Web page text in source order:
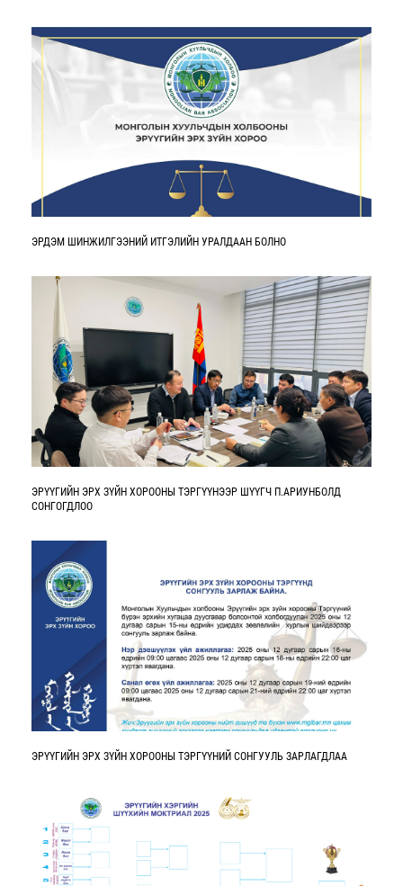
ЭРДЭМ ШИНЖИЛГЭЭНИЙ ИТГЭЛИЙН УРАЛДААН БОЛНО
ЭРҮҮГИЙН ЭРХ ЗҮЙН ХОРООНЫ ТЭРГҮҮНЭЭР ШҮҮГЧ П.АРИУНБОЛД
СОНГОГДЛОО
ЭРҮҮГИЙН ЭРХ ЗҮЙН ХОРООНЫ ТЭРГҮҮНИЙ СОНГУУЛЬ ЗАРЛАГДЛАА